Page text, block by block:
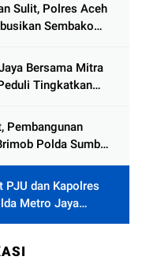
Sulit, Polres Aceh
Sembako
Bersama Mitra
Tingkatkan
Pembangunan
Polda Sumbar
PJU dan Kapolres
Metro Jaya
Publik